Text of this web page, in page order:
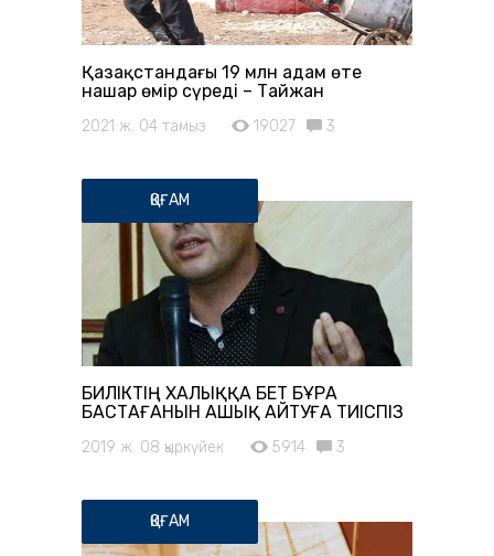
Қазақстандағы 19 млн адам өте
нашар өмір сүреді – Тайжан
2021 ж. 04 тамыз 19027 3
ҚОҒАМ
БИЛІКТІҢ ХАЛЫҚҚА БЕТ БҰРА
БАСТАҒАНЫН АШЫҚ АЙТУҒА ТИІСПІЗ
2019 ж. 08 қыркүйек 5914 3
ҚОҒАМ